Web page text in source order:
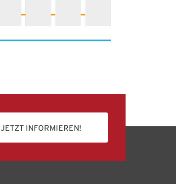
JETZT INFORMIEREN!